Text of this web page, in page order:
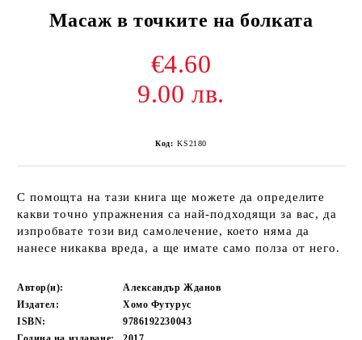
Масаж в точките на болката
€4.60
9.00 лв.
Код: KS2180
С помощта на тази книга ще можете да определите
какви точно упражнения са най-подходящи за вас, да
изпробвате този вид самолечение, което няма да
нанесе никаква вреда, а ще имате само полза от него.
Автор(и):
Александър Жданов
Издател:
Хомо Футурус
ISBN:
9786192230043